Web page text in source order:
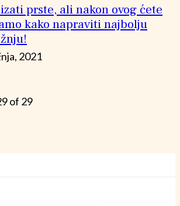
prste, ali nakon ovog ćete
kako napraviti najbolju
2021
of 29